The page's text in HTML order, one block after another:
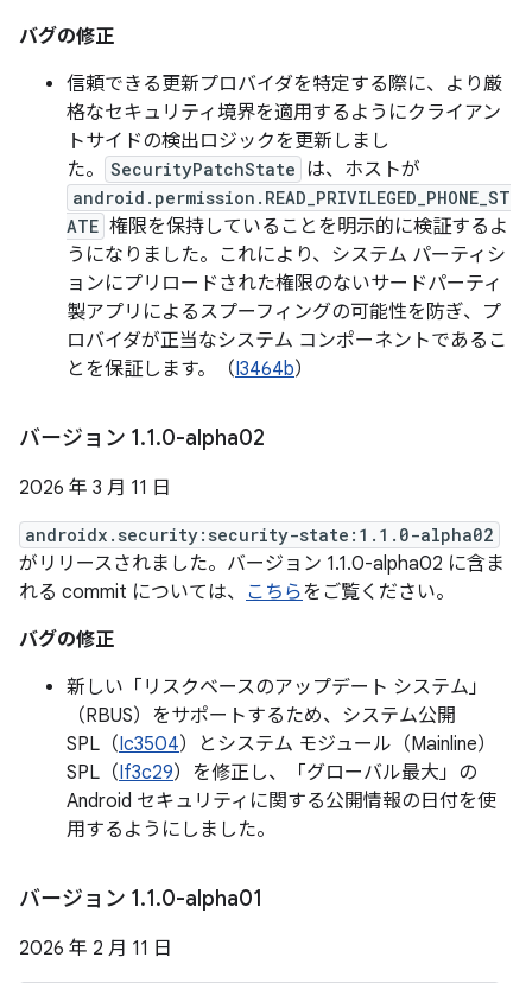
バグの修正
信頼できる更新プロバイダを特定する際に、より厳
格なセキュリティ境界を適用するようにクライアン
トサイドの検出ロジックを更新しまし
た。
SecurityPatchState は、ホストが
android.permission.READ_PRIVILEGED_PHONE_ST
ATE 権限を保持していることを明示的に検証するよ
うになりました。これにより、システム パーティシ
ョンにプリロードされた権限のないサードパーティ
製アプリによるスプーフィングの可能性を防ぎ、プ
ロバイダが正当なシステム コンポーネントであるこ
とを保証します。（I3464b）
バージョン 1.1.0-alpha02
2026 年 3 月 11 日
androidx.security:security-state:1.1.0-alpha02
がリリースされました。バージョン 1.1.0-alpha02 に含ま
れる commit については、 こちらをご覧ください。
バグの修正
新しい「リスクベースのアップデート システム」
（RBUS）をサポートするため、システム公開
SPL（Ic3504）とシステム モジュール（Mainline）
SPL（If3c29）を修正し、「グローバル最大」の
Android セキュリティに関する公開情報の日付を使
用するようにしました。
バージョン 1.1.0-alpha01
2026 年 2 月 11 日